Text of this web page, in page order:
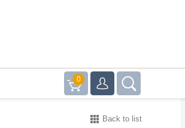
0
Back to list